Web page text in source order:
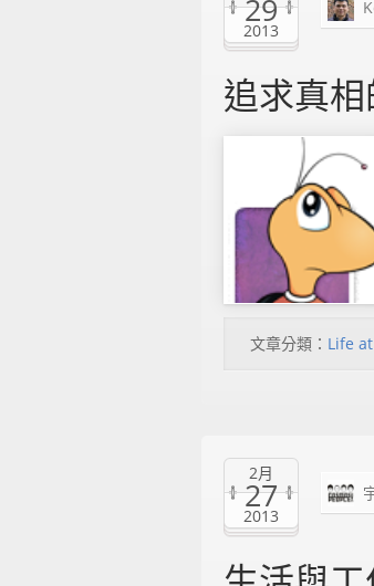
29
2013
追求真
文章分類： Life
2月
27
2013